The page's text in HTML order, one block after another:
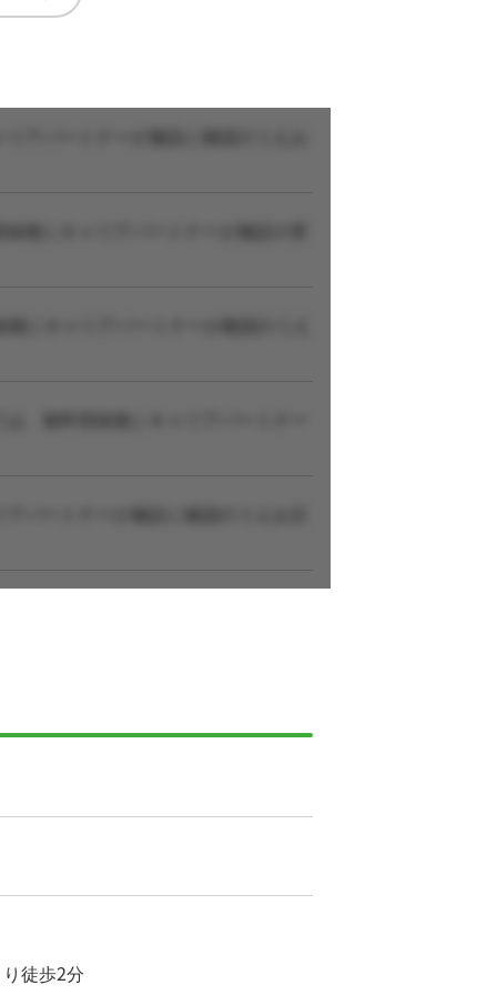
アパートナーが施設に確認のうえお
後にキャリアパートナーが施設の実
にキャリアパートナーが確認のうえ
パートナーが施設に確認のうえお伝
徒歩2分